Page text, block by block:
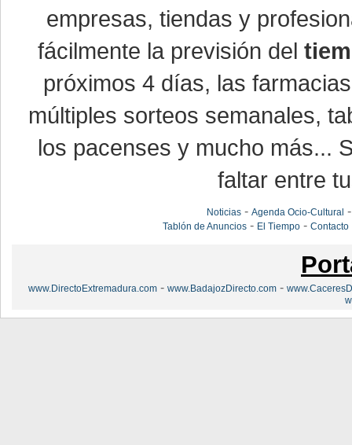
empresas, tiendas y
fácilmente la previsión del
próximos 4 días, las
múltiples sorteos semanales,
los pacenses y mucho más...
faltar entre
Noticias -Agenda Ocio-Cultural
Tablón de Anuncios - El Tiempo -Contacto
www.DirectoExtremadura.com - www.BadajozDirecto.com -